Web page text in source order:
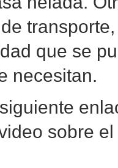
que se
necesitan.
sobre